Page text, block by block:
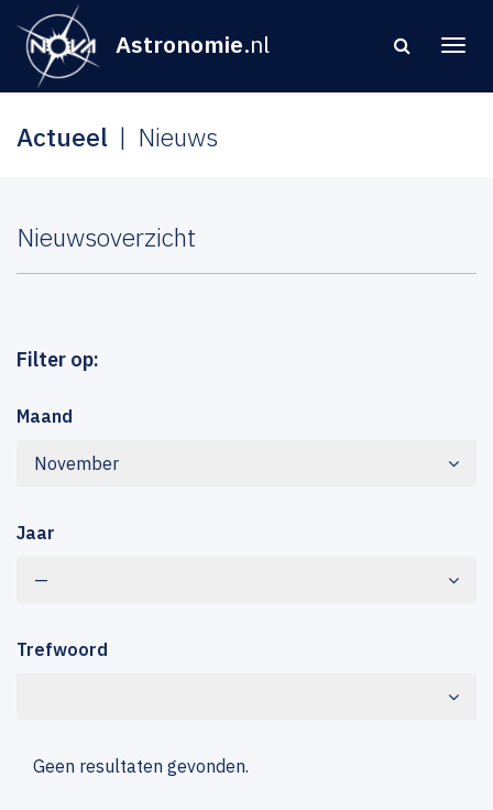
Astronomie.nl
Actueel Nieuws
Nieuwsoverzicht
Filter op:
Maand
November
Jaar
—
Trefwoord
Geen resultaten gevonden.